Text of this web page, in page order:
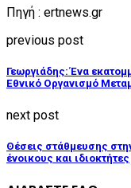
Πηγή : ertnews.gr
previous post
Γεωργιάδης: Ένα
Εθνικό Οργανισμό
next post
Θέσεις στάθμευσης
ένοικους και ιδιοκτήτες